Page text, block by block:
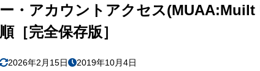
ー・アカウントアクセス
順［完全保存版］
2026年2月15日 2019年10月4日
1.9
チームアクセス(Team Access)/マルチユ
を利用する外注パートナーの役割とは
2 まとめ